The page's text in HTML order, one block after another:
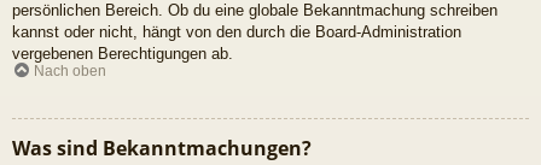
persönlichen Bereich. Ob du eine globale Bekanntmachung schreiben
kannst oder nicht, hängt von den durch die Board-Administration
vergebenen Berechtigungen ab.
Nach oben
Was sind Bekanntmachungen?